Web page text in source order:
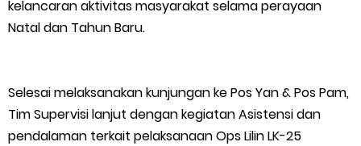
kelancaran aktivitas masyarakat selama perayaan
Natal dan Tahun Baru.
Selesai melaksanakan kunjungan ke Pos Yan & Pos Pam,
Tim Supervisi lanjut dengan kegiatan Asistensi dan
pendalaman terkait pelaksanaan Ops Lilin LK-25